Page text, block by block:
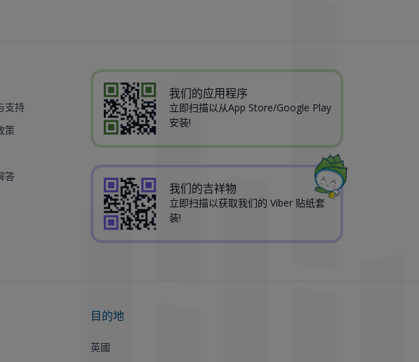
支持
策
答
我们的应用程序
立即扫描以从App Store/Google Play
安装!
我们的吉祥物
立即扫描以获取我们的 Viber 贴纸套
装!
目的地
英國